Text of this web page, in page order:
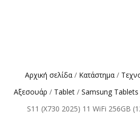
Αρχική σελίδα/ Κατάστημα/
Αξεσουάρ / Tablet / Samsung Tablets
S11 (X730 2025) 11 WiFi 256GB